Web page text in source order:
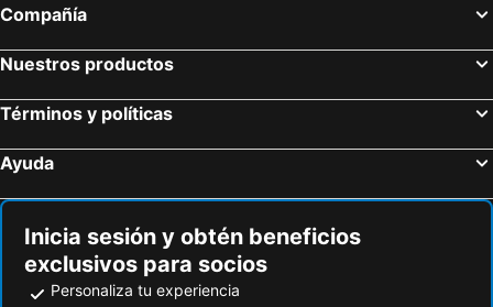
Compañía
Nuestros productos
Términos y políticas
Ayuda
Inicia sesión y obtén beneficios
exclusivos para socios
Personaliza tu experiencia